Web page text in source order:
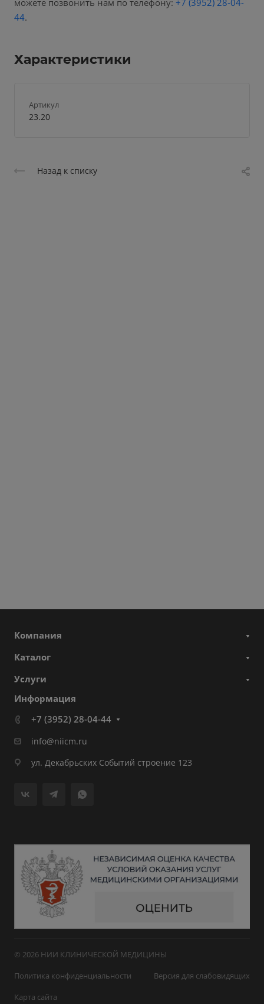
можете позвонить нам по телефону: +7 (3952) 28-04-
44.
Характеристики
Артикул
23.20
Назад к списку
Компания
Каталог
Услуги
Информация
+7 (3952) 28-04-44
info@niicm.ru
ул. Декабрьских Событий строение 123
© 2026 НИИ КЛИНИЧЕСКОЙ МЕДИЦИНЫ
Политика конфиденциальности
Версия для слабовидящих
Карта сайта